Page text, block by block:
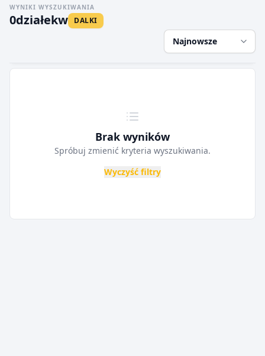
WYNIKI WYSZUKIWANIA
0działekw DALKI
Najnowsze
Brak wyników
Spróbuj zmienić kryteria wyszukiwania.
Wyczyść filtry